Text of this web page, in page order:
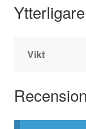
Vikt